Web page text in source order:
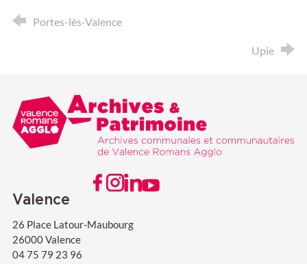
Portes-lès-Valence
Upie
Valence Romans agglo
VISITER NOTRE PAGE FACEBOOK
VISITER NOTRE PAGE INSTAGRAM
VISITER NOTRE PAGE LINKEDIN
VISITER NOTRE PAGE YOUTUBE
Valence
26 Place Latour-Maubourg
26000 Valence
04 75 79 23 96